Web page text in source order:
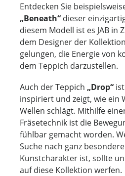
Entdecken Sie
„Beneath“ dieser
diesem Modell ist es JAB in
dem Designer der
gelungen, die Energie von
dem Teppich darzustellen.
Auch der Teppich „Drop“
inspiriert und zeigt, wie ein
Wellen schlägt. Mithilfe
Fräsetechnik ist die
fühlbar gemacht worden.
Suche nach ganz
Kunstcharakter ist, sollte
auf diese Kollektion werfen.